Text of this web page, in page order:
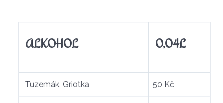
ALKOHOL 0,04L
Tuzemák, Griotka 50 Kč